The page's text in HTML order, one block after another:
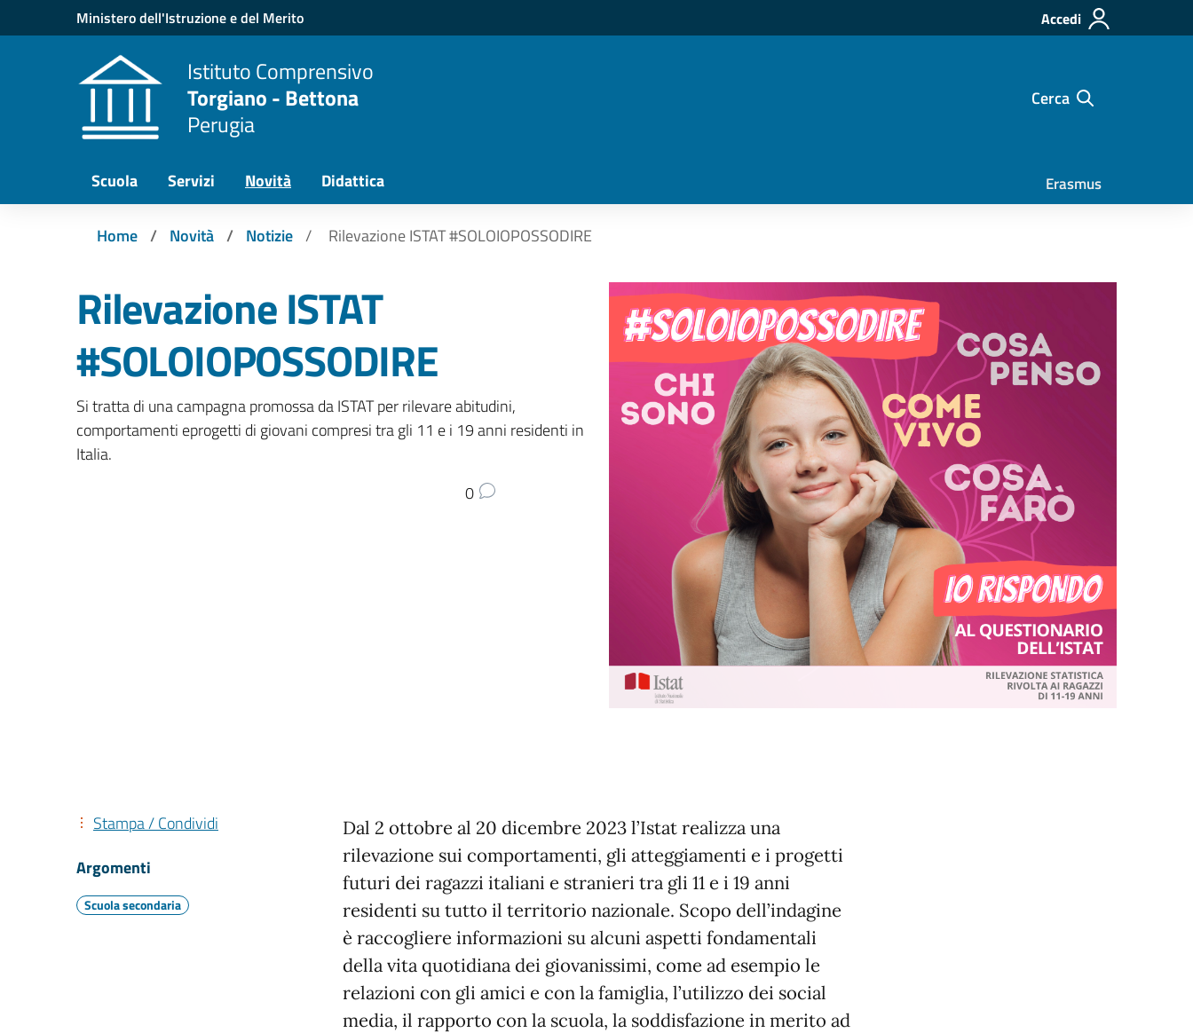
Vai ai contenuti
Vai al menu di navigazione
Ministero dell'Istruzione e del Merito Accedi
Istituto Comprensivo
Torgiano - Bettona
Perugia
Cerca
Scuola Servizi Novità Didattica Erasmus
Home Novità Notizie Rilevazione ISTAT #SOLOIOPOSSODIRE
Rilevazione ISTAT
#SOLOIOPOSSODIRE
Si tratta di una campagna promossa da ISTAT per rilevare abitudini,
comportamenti eprogetti di giovani compresi tra gli 11 e i 19 anni residenti in
Italia.
0
Dal 2 ottobre al 20 dicembre 2023 l’Istat realizza una
rilevazione sui comportamenti, gli atteggiamenti e i progetti
futuri dei ragazzi italiani e stranieri tra gli 11 e i 19 anni
residenti su tutto il territorio nazionale. Scopo dell’indagine
è raccogliere informazioni su alcuni aspetti fondamentali
della vita quotidiana dei giovanissimi, come ad esempio le
relazioni con gli amici e con la famiglia, l’utilizzo dei social
media, il rapporto con la scuola, la soddisfazione in merito ad
Stampa / Condividi
Argomenti
Scuola secondaria